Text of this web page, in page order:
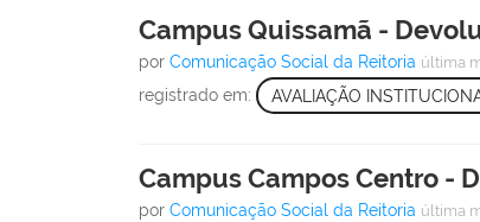
Campus Quissamã -
porComunicação Social da Reitoria última
registrado em: AVALIAÇÃO
Campus Campos Centro -
porComunicação Social da Reitoria última